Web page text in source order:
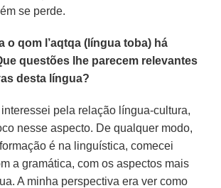
se perde.
o qom l’aqtqa (língua toba) há
questões lhe parecem relevantes
desta língua?
pela relação língua-cultura,
nesse aspecto. De qualquer modo,
é na linguística, comecei
a gramática, com os aspectos mais
A minha perspectiva era ver como